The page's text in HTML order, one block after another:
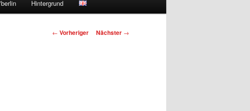
Hintergrund
Beitragsnavigation
← Vorheriger Nächster →